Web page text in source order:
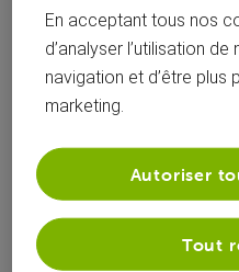
Nicolas_V
En acceptant tous nos
d’analyser l’utilisation
navigation et d’être plus
marketing.
Tout
Autoriser